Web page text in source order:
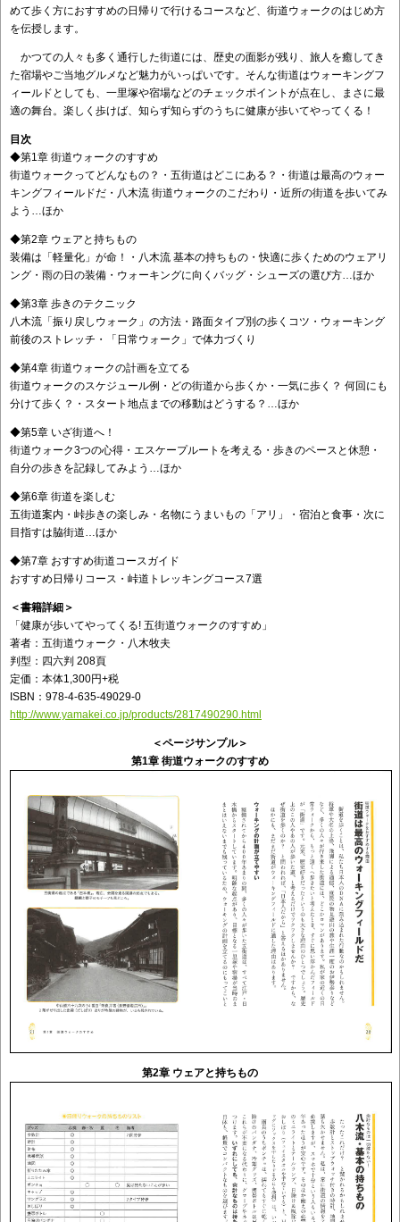
めて歩く方におすすめの日帰りで行けるコースなど、街道ウォークのはじめ方
を伝授します。
かつての人々も多く通行した街道には、歴史の面影が残り、旅人を癒してき
た宿場やご当地グルメなど魅力がいっぱいです。そんな街道はウォーキングフ
ィールドとしても、一里塚や宿場などのチェックポイントが点在し、まさに最
適の舞台。楽しく歩けば、知らず知らずのうちに健康が歩いてやってくる！
目次
◆第1章 街道ウォークのすすめ
街道ウォークってどんなもの？・五街道はどこにある？・街道は最高のウォー
キングフィールドだ・八木流 街道ウォークのこだわり・近所の街道を歩いてみ
よう…ほか
◆第2章 ウェアと持ちもの
装備は「軽量化」が命！・八木流 基本の持ちもの・快適に歩くためのウェアリ
ング・雨の日の装備・ウォーキングに向くバッグ・シューズの選び方…ほか
◆第3章 歩きのテクニック
八木流「振り戻しウォーク」の方法・路面タイプ別の歩くコツ・ウォーキング
前後のストレッチ・「日常ウォーク」で体力づくり
◆第4章 街道ウォークの計画を立てる
街道ウォークのスケジュール例・どの街道から歩くか・一気に歩く？ 何回にも
分けて歩く？・スタート地点までの移動はどうする？…ほか
◆第5章 いざ街道へ！
街道ウォーク3つの心得・エスケープルートを考える・歩きのペースと休憩・
自分の歩きを記録してみよう…ほか
◆第6章 街道を楽しむ
五街道案内・峠歩きの楽しみ・名物にうまいもの「アリ」・宿泊と食事・次に
目指すは脇街道…ほか
◆第7章 おすすめ街道コースガイド
おすすめ日帰りコース・峠道トレッキングコース7選
＜書籍詳細＞
「健康が歩いてやってくる! 五街道ウォークのすすめ」
著者：五街道ウォーク・八木牧夫
判型：四六判 208頁
定価：本体1,300円+税
ISBN：978-4-635-49029-0
http://www.yamakei.co.jp/products/2817490290.html
＜ページサンプル＞
第1章 街道ウォークのすすめ
第2章 ウェアと持ちもの